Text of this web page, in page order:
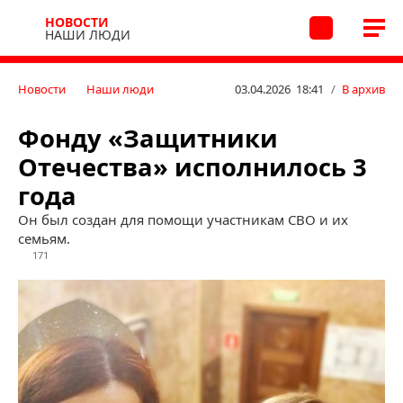
НОВОСТИ
НАШИ ЛЮДИ
Новости Наши люди 03.04.2026 18:41 / В архив
Фонду «Защитники
Отечества» исполнилось 3
года
Он был создан для помощи участникам СВО и их
семьям.
171